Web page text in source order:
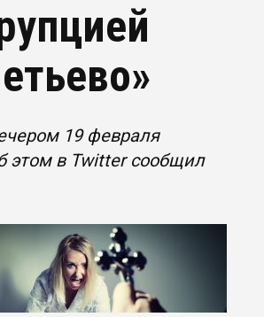
19 февраля
этом в Twitter сообщил